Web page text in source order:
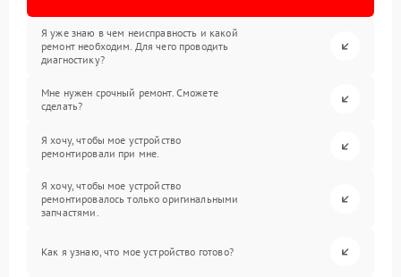
Я уже знаю в чем неисправность и какой
ремонт необходим. Для чего проводить
диагностику?
Мне нужен срочный ремонт. Сможете
сделать?
Я хочу, чтобы мое устройство
ремонтировали при мне.
Я хочу, чтобы мое устройство
ремонтировалось только оригинальными
запчастями.
Как я узнаю, что мое устройство готово?